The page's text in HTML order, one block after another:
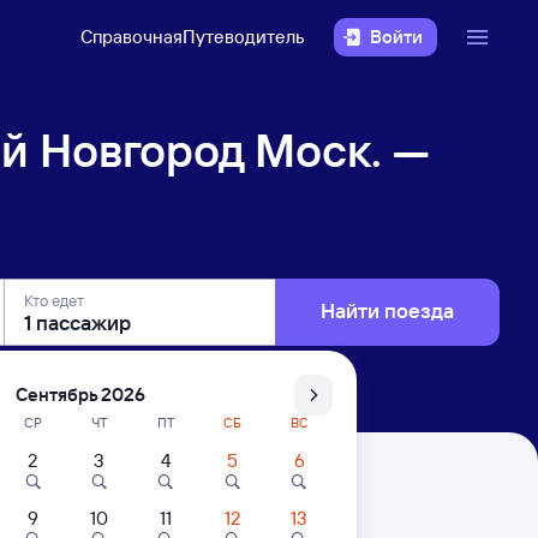
СправочнаяПутеводитель Войти
Новгород Моск. —
Кто едет Найти поезда
Анапа
Сентябрь 2026
СР ЧТ ПТ СБ ВС
2 3 4 5 6
9 10 11 12 13